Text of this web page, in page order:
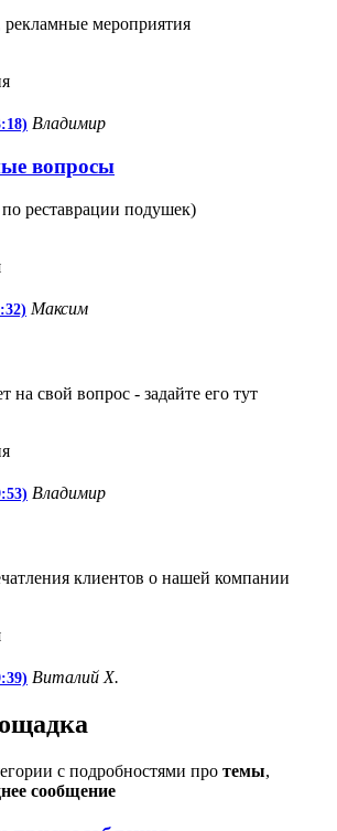
мероприятия
Владимир
вопросы
реставрации подушек)
Максим
на свой вопрос - задайте его тут
Владимир
клиентов о нашей компании
Виталий Х.
с подробностями про темы,
сообщение